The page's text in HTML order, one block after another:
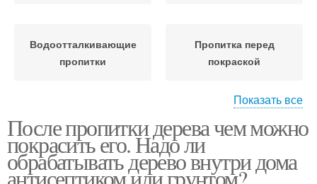
Водоотталкивающие
пропитки
Пропитка перед
покраской
пропитки
пропитка
Показать все
После пропитки дерева чем можно
покрасить его. Надо ли
обрабатывать дерево внутри дома